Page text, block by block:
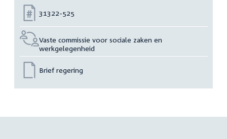
Nummer:
31322-525
Vaste commissie voor sociale zaken en
werkgelegenheid
Brief regering